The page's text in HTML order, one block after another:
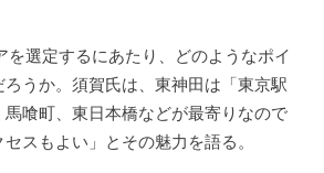
選定するにあたり、どのようなポイ
ろうか。須賀氏は、東神田は「東京駅
喰町、東日本橋などが最寄りなので
スもよい」とその魅力を語る。